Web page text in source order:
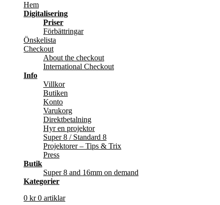
Hem
Digitalisering
Priser
Förbättringar
Önskelista
Checkout
About the checkout
International Checkout
Info
Villkor
Butiken
Konto
Varukorg
Direktbetalning
Hyr en projektor
Super 8 / Standard 8
Projektorer – Tips & Trix
Press
Butik
Super 8 and 16mm on demand
Kategorier
0 kr 0 artiklar